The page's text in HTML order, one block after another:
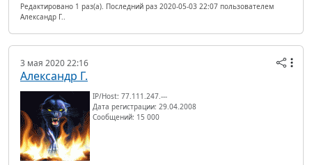
Редактировано 1 раз(а). Последний раз 2020-05-03 22:07 пользователем
Александр Г..
3 мая 2020 22:16
Александр Г.
IP/Host: 77.111.247.---
Дата регистрации: 29.04.2008
Сообщений: 15 000